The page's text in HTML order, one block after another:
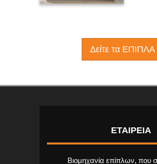
Δείτε τα
ΕΤΑΙΡΕΙΑ
Βιομηχανία επίπλων, που